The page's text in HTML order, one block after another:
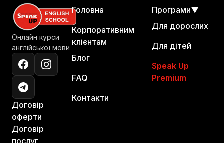
Онлайн курси
англійської мови
Договір
оферти
Договір
послуг
Головна
Корпоративним
клієнтам
Блог
FAQ
Контакти
Програми▼
Для дорослих
Для дітей
Speak Up
Premium